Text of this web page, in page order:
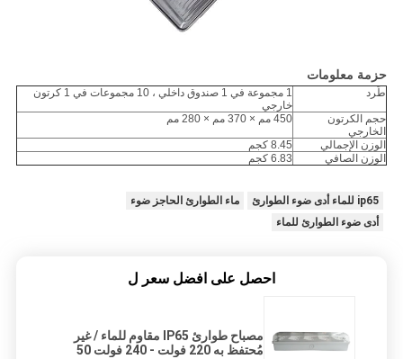
حزمة معلومات
طَرد
1 مجموعة في 1 صندوق داخلي ، 10 مجموعات في 1 كرتون
خارجي
حجم الكرتون
الخارجي
450 مم × 370 مم × 280 مم
الوزن الإجمالي
8.45 كجم
الوزن الصافي
6.83 كجم
ip65 للماء أدى ضوء الطوارئ
ماء الطوارئ الحاجز ضوء
أدى ضوء الطوارئ للماء
احصل على افضل سعر ل
مصباح طوارئ IP65 مقاوم للماء / غير
مُحتفظ به 220 فولت - 240 فولت 50